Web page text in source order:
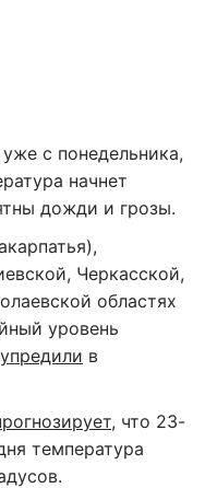
с понедельника,
начнет
дожди и грозы.
Черкасской,
областях
уровень
в
, что 23-
температура